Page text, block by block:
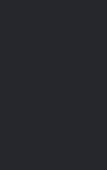
della città”,